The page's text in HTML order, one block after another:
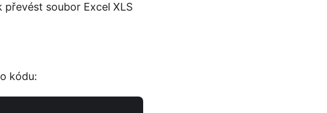
soubor Excel XLS
kódu: